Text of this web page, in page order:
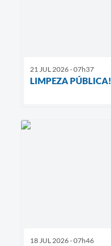
21 JUL 2026 - 07h37
LIMPEZA PÚBLICA!
18 JUL 2026 - 07h46